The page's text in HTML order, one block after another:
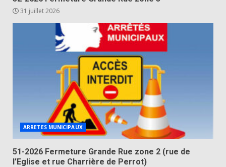
31 juillet 2026
ARRETES MUNICIPAUX
51-2026 Fermeture Grande Rue zone 2 (rue de
l’Eglise et rue Charrière de Perrot)